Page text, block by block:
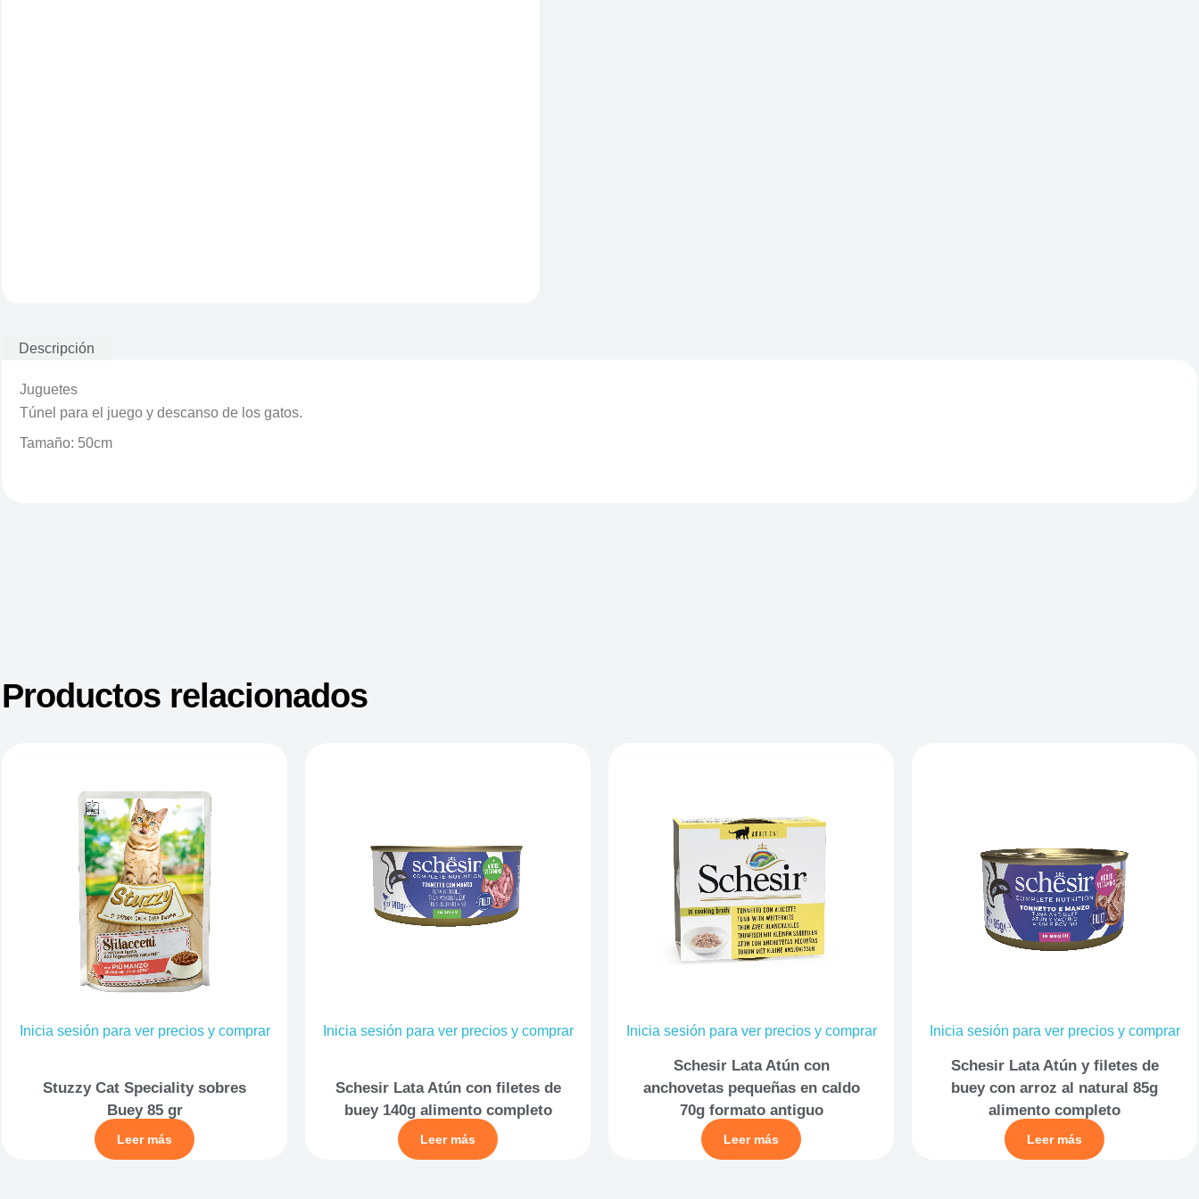
Descripción
Juguetes
Túnel para el juego y descanso de los gatos.
Tamaño: 50cm
Productos relacionados
Inicia sesión para ver precios y comprar
Stuzzy Cat Speciality sobres
Buey 85 gr
Leer más
Inicia sesión para ver precios y comprar
Schesir Lata Atún con filetes de
buey 140g alimento completo
Leer más
Inicia sesión para ver precios y comprar
Schesir Lata Atún con
anchovetas pequeñas en caldo
70g formato antiguo
Leer más
Inicia sesión para ver precios y comprar
Schesir Lata Atún y filetes de
buey con arroz al natural 85g
alimento completo
Leer más